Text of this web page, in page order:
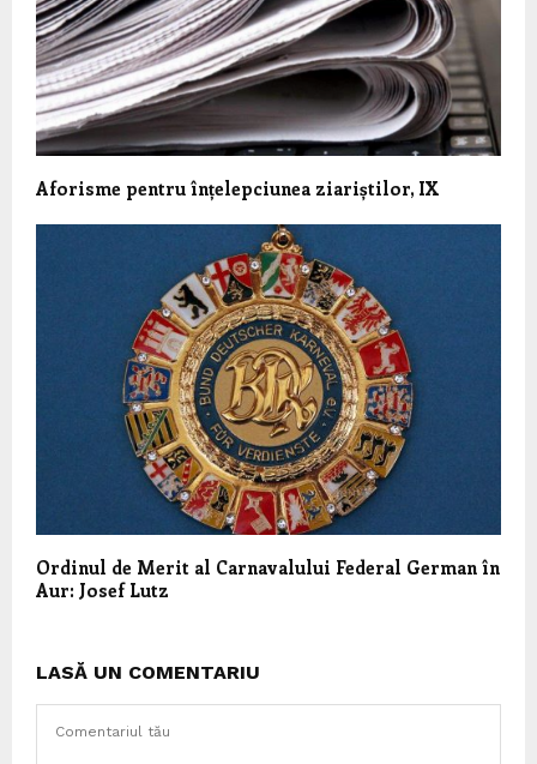
Aforisme pentru înțelepciunea ziariștilor, IX
Ordinul de Merit al Carnavalului Federal German în
Aur: Josef Lutz
LASĂ UN COMENTARIU